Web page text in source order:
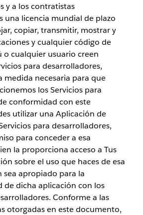
y a los contratistas
una licencia mundial de plazo
copiar, transmitir, mostrar y
y cualquier código de
o cualquier usuario creen
para desarrolladores,
medida necesaria para que
los Servicios para
conformidad con este
utilizar una Aplicación de
para desarrolladores,
para conceder a esa
la proporciona acceso a Tus
sobre el uso que haces de esa
sea apropiado para la
de dicha aplicación con los
Conforme a las
otorgadas en este documento,